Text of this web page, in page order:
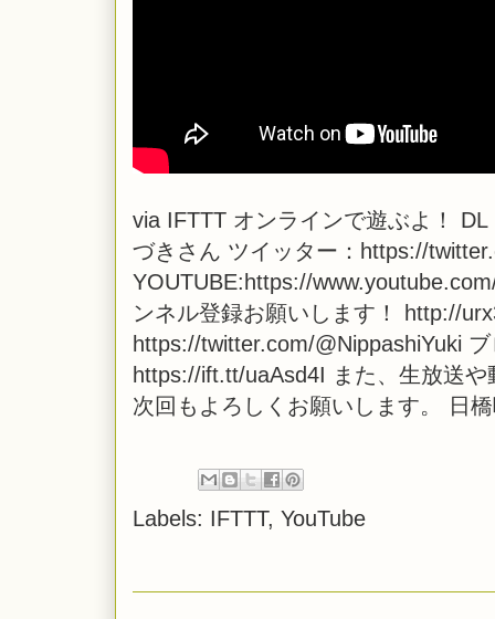
via IFTTTオンラインで遊ぶよ！
づきさん ツイッター：https://
YOUTUBE:https://
ンネル登録お願いします！ http://
https://twitter.com/@NippashiYuki
https://ift.tt/uaAsd4I また、生放送
次回もよろしくお願いします。 日
Labels: IFTTT, YouTube